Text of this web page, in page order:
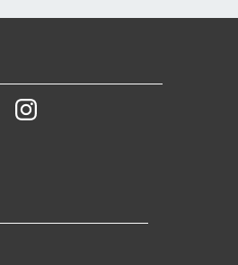
YoutubeInstagram